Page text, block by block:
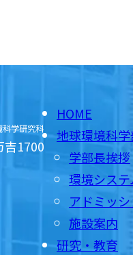
1700
HOME
地球環境科
学部長挨拶
環境シス
アドミッ
施設案内
研究・教育